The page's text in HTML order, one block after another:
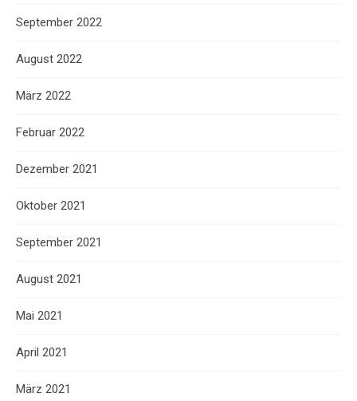
September 2022
August 2022
März 2022
Februar 2022
Dezember 2021
Oktober 2021
September 2021
August 2021
Mai 2021
April 2021
März 2021